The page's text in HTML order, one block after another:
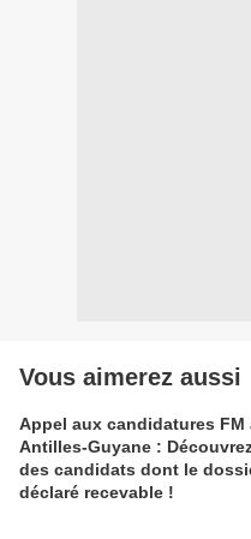
Vous aimerez aussi
Appel aux candidatures FM
Antilles-Guyane :
des candidats dont le
déclaré recevable !